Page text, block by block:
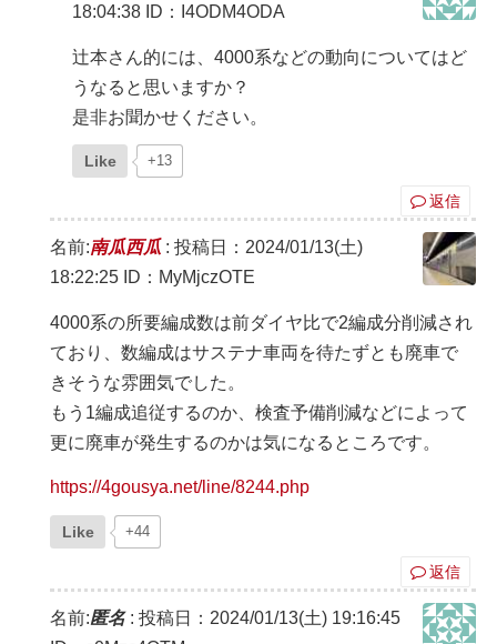
18:04:38 ID：I4ODM4ODA
辻本さん的には、4000系などの動向についてはど
うなると思いますか？
是非お聞かせください。
Like +13
返信
名前:南瓜西瓜 : 投稿日：2024/01/13(土)
18:22:25 ID：MyMjczOTE
4000系の所要編成数は前ダイヤ比で2編成分削減され
ており、数編成はサステナ車両を待たずとも廃車で
きそうな雰囲気でした。
もう1編成追従するのか、検査予備削減などによって
更に廃車が発生するのかは気になるところです。
https://4gousya.net/line/8244.php
Like +44
返信
名前:匿名: 投稿日：2024/01/13(土) 19:16:45